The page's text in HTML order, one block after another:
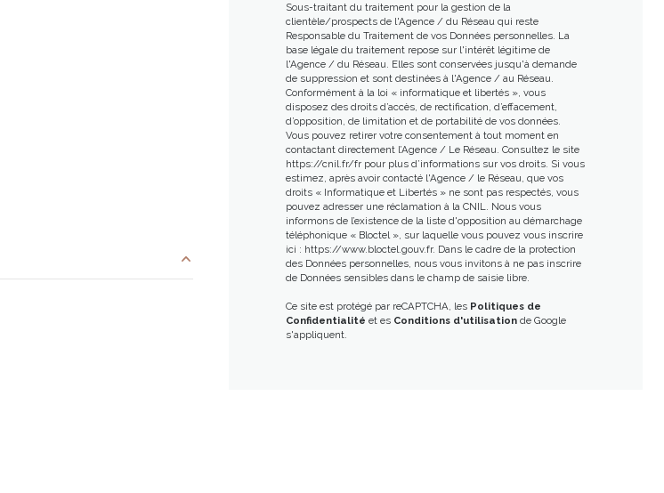
Sous-traitant du traitement pour la gestion de la
clientèle/prospects de l'Agence / du Réseau qui reste
Responsable du Traitement de vos Données personnelles. La
base légale du traitement repose sur l'intérêt légitime de
l'Agence / du Réseau. Elles sont conservées jusqu'à demande
de suppression et sont destinées à l'Agence / au Réseau.
Conformément à la loi « informatique et libertés », vous
disposez des droits d’accès, de rectification, d’effacement,
d’opposition, de limitation et de portabilité de vos données.
Vous pouvez retirer votre consentement à tout moment en
contactant directement l’Agence / Le Réseau. Consultez le site
https://cnil.fr/frpour plus d’informations sur vos droits. Si vous
estimez, après avoir contacté l'Agence / le Réseau, que vos
droits « Informatique et Libertés » ne sont pas respectés, vous
pouvez adresser une réclamation à la CNIL. Nous vous
informons de l’existence de la liste d'opposition au démarchage
téléphonique « Bloctel », sur laquelle vous pouvez vous inscrire
ici : https://www.bloctel.gouv.fr. Dans le cadre de la protection
des Données personnelles, nous vous invitons à ne pas inscrire
de Données sensibles dans le champ de saisie libre.
Ce site est protégé par reCAPTCHA, les Politiques de
Confidentialité et es Conditions d'utilisationde Google
s'appliquent.